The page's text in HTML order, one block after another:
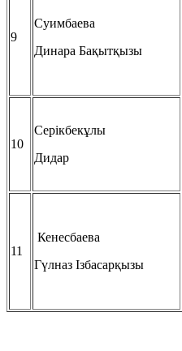
9
Суимбаева
Динара Бақытқызы
10
Серікбекұлы
Дидар
11
Кенесбаева
Гүлназ Ізбасарқызы